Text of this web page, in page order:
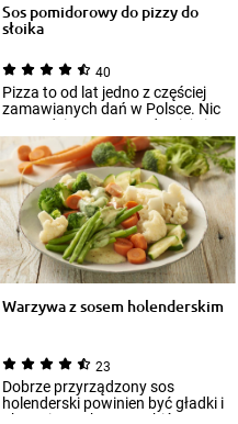
Sos pomidorowy do pizzy do
słoika
40
Pizza to od lat jedno z częściej
zamawianych dań w Polsce. Nic
w tym dziwnego – trudno jej się
op...
Warzywa z sosem holenderskim
23
Dobrze przyrządzony sos
holenderski powinien być gładki i
aksamitny. Aby go zrobić,